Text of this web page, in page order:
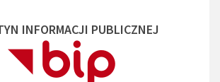
INFORMACJI PUBLICZNEJ